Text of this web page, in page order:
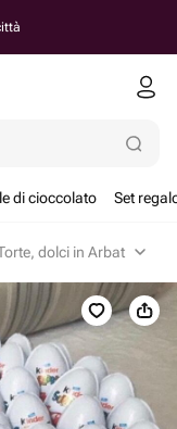
di cioccolato Set
dolci in Arbat